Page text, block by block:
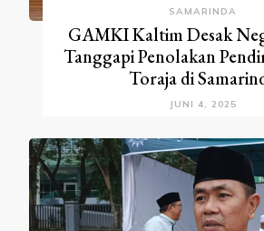
SAMARINDA
GAMKI Kaltim Desak
Tanggapi Penolakan
Toraja di
JUNI 4, 2025